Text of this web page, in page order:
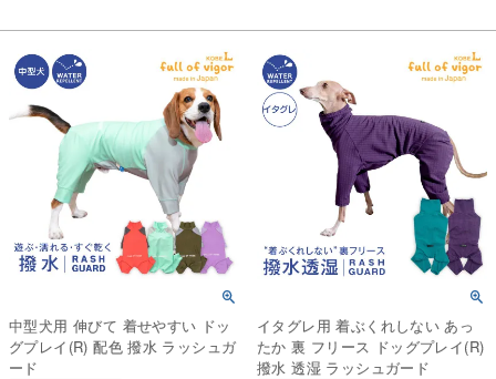
中型犬用 伸びて 着せやすい ドッ
グプレイ(R) 配色 撥水 ラッシュガ
ード
イタグレ用 着ぶくれしない あっ
たか 裏 フリース ドッグプレイ(R)
撥水 透湿 ラッシュガード